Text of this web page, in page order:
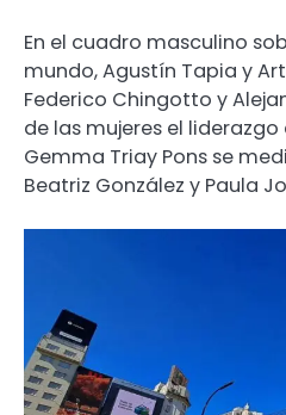
En el cuadro masculino
mundo, Agustín Tapia y
Federico Chingotto y
de las mujeres el liderazgo
Gemma Triay Pons se
Beatriz González y Paula